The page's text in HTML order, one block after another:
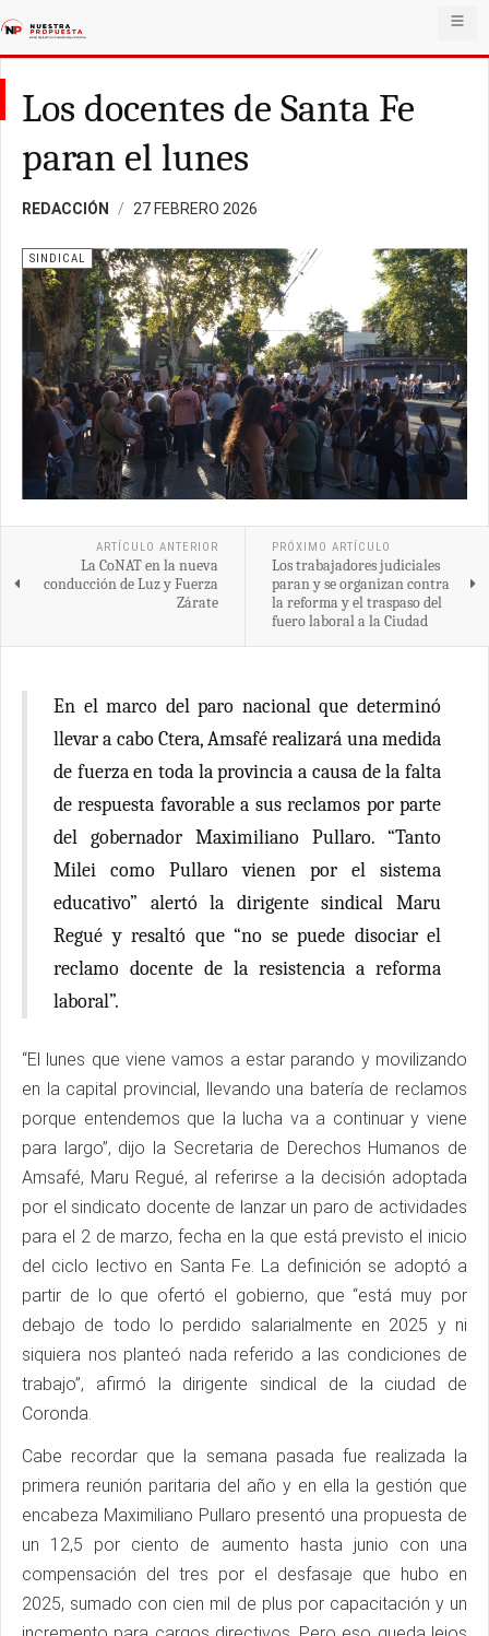
Los docentes de Santa Fe
paran el lunes
REDACCIÓN 27 FEBRERO 2026
SINDICAL
ARTÍCULO ANTERIOR
La CoNAT en la nueva
conducción de Luz y Fuerza
Zárate
PRÓXIMO ARTÍCULO
Los trabajadores judiciales
paran y se organizan contra
la reforma y el traspaso del
fuero laboral a la Ciudad
En el marco del paro nacional que determinó
llevar a cabo Ctera, Amsafé realizará una medida
de fuerza en toda la provincia a causa de la falta
de respuesta favorable a sus reclamos por parte
del gobernador Maximiliano Pullaro. “Tanto
Milei como Pullaro vienen por el sistema
educativo” alertó la dirigente sindical Maru
Regué y resaltó que “no se puede disociar el
reclamo docente de la resistencia a reforma
laboral”.
“El lunes que viene vamos a estar parando y movilizando
en la capital provincial, llevando una batería de reclamos
porque entendemos que la lucha va a continuar y viene
para largo”, dijo la Secretaria de Derechos Humanos de
Amsafé, Maru Regué, al referirse a la decisión adoptada
por el sindicato docente de lanzar un paro de actividades
para el 2 de marzo, fecha en la que está previsto el inicio
del ciclo lectivo en Santa Fe. La definición se adoptó a
partir de lo que ofertó el gobierno, que “está muy por
debajo de todo lo perdido salarialmente en 2025 y ni
siquiera nos planteó nada referido a las condiciones de
trabajo”, afirmó la dirigente sindical de la ciudad de
Coronda.
Cabe recordar que la semana pasada fue realizada la
primera reunión paritaria del año y en ella la gestión que
encabeza Maximiliano Pullaro presentó una propuesta de
un 12,5 por ciento de aumento hasta junio con una
compensación del tres por el desfasaje que hubo en
2025, sumado con cien mil de plus por capacitación y un